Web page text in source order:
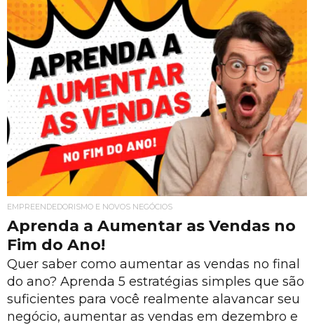
EMPREENDEDORISMO E NOVOS NEGÓCIOS
Aprenda a Aumentar as Vendas no
Fim do Ano!
Quer saber como aumentar as vendas no final
do ano? Aprenda 5 estratégias simples que são
suficientes para você realmente alavancar seu
negócio, aumentar as vendas em dezembro e